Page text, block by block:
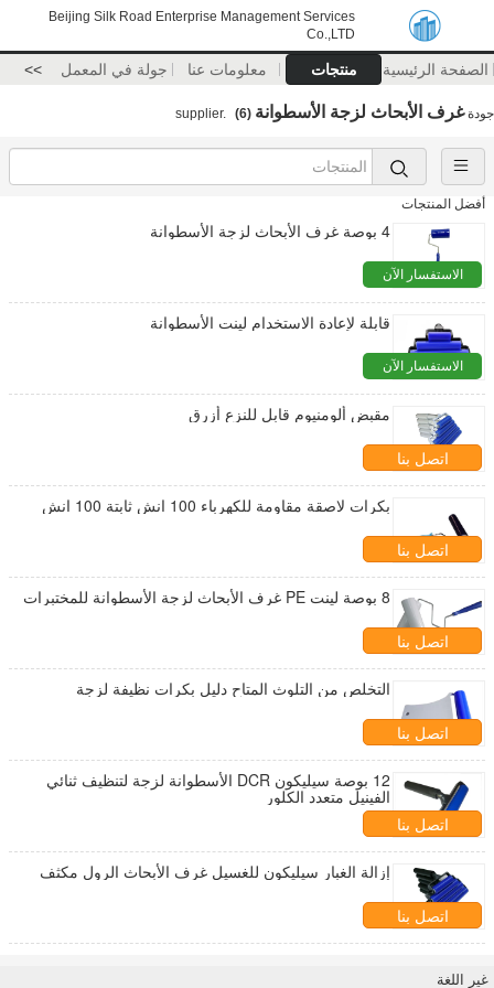
Beijing Silk Road Enterprise Management Services
Co.,LTD
الصفحة الرئيسية منتجات معلومات عنا جولة في المعمل >>
جودةغرف الأبحاث لزجة الأسطوانة (6)
أفضل المنتجات
4 بوصة غرف الأبحاث لزجة الأسطوانة
الاستفسار الآن
قابلة لإعادة الاستخدام لينت الأسطوانة
الاستفسار الآن
مقبض ألومنيوم قابل للنزع أزرق
اتصل بنا
بكرات لاصقة مقاومة للكهرباء 100 انش ثابتة 100 انش
اتصل بنا
8 بوصة لينت PE غرف الأبحاث لزجة الأسطوانة للمختبرات
اتصل بنا
التخلص من التلوث المتاح دليل بكرات نظيفة لزجة
اتصل بنا
12 بوصة سيليكون DCR الأسطوانة لزجة لتنظيف ثنائي
الفينيل متعدد الكلور
اتصل بنا
إزالة الغبار سيليكون للغسيل غرف الأبحاث الرول مكثف
اتصل بنا
غير اللغة